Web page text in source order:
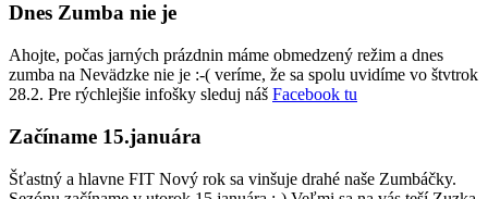
Dnes Zumba nie je
Ahojte, počas jarných prázdnin máme obmedzený režim a dnes
zumba na Nevädzke nie je :-( veríme, že sa spolu uvidíme vo štvtrok
28.2. Pre rýchlejšie infošky sleduj náš Facebook tu
Začíname 15.januára
Šťastný a hlavne FIT Nový rok sa vinšuje drahé naše Zumbáčky.